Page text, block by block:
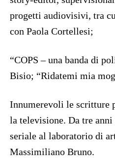
progetti audiovisivi, tra
con Paola Cortellesi;
“COPS – una banda di
Bisio; “Ridatemi mia
Innumerevoli le scritture
la televisione. Da tre anni
seriale al laboratorio di
Massimiliano Bruno.